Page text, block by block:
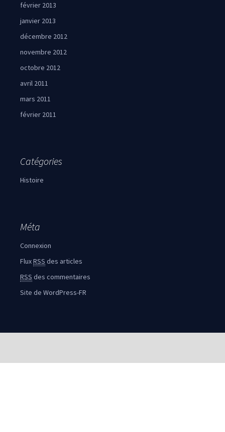
février 2013
janvier 2013
décembre 2012
novembre 2012
octobre 2012
avril 2011
mars 2011
février 2011
Catégories
Histoire
Méta
Connexion
FluxRSS des articles
RSS des commentaires
Site de WordPress-FR